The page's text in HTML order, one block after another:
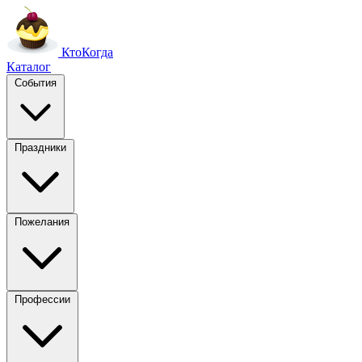
КтоКогда
Каталог
События
Праздники
Пожелания
Профессии